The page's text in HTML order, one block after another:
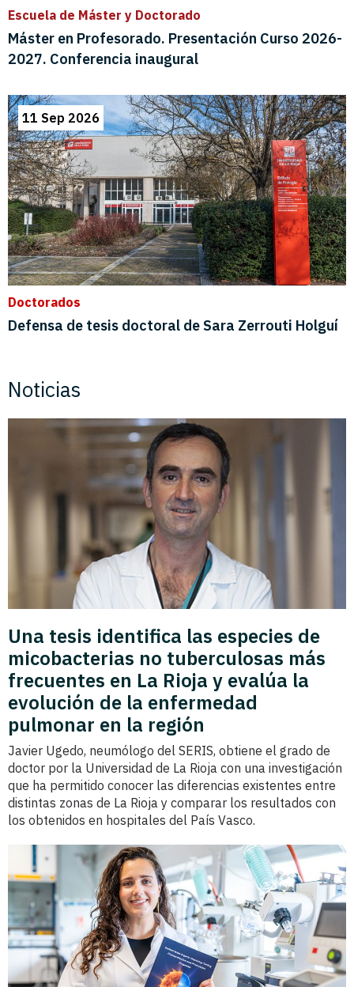
Escuela de Máster y Doctorado
Máster en Profesorado. Presentación Curso 2026-
2027. Conferencia inaugural
11 Sep 2026
Doctorados
Defensa de tesis doctoral de Sara Zerrouti Holguí
Noticias
Una tesis identifica las especies de
micobacterias no tuberculosas más
frecuentes en La Rioja y evalúa la
evolución de la enfermedad
pulmonar en la región
Javier Ugedo, neumólogo del SERIS, obtiene el grado de
doctor por la Universidad de La Rioja con una investigación
que ha permitido conocer las diferencias existentes entre
distintas zonas de La Rioja y comparar los resultados con
los obtenidos en hospitales del País Vasco.